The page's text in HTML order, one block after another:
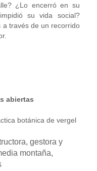
¿Lo encerró en su
su vida social?
a través de un recorrido
abiertas
botánica de vergel
gestora y
montaña,